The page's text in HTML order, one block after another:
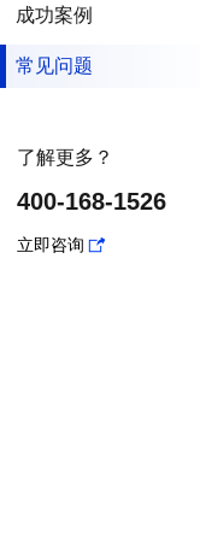
成功案例
常见问题
了解更多？
400-168-1526
立即咨询